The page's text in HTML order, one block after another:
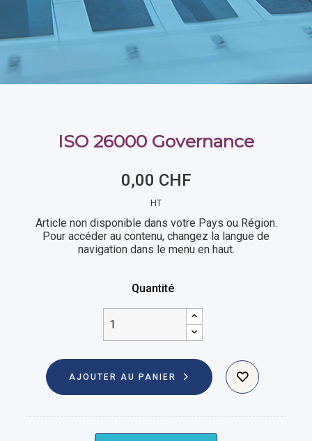
ISO 26000 Governance
0,00 CHF
HT
Article non disponible dans votre Pays ou Région.
Pour accéder au contenu, changez la langue de
navigation dans le menu en haut.
Quantité
AJOUTER AU PANIER